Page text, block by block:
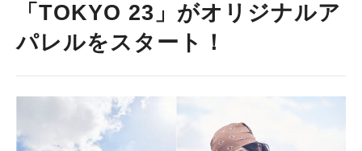
「TOKYO 23」がオリジナルア
パレルをスタート！